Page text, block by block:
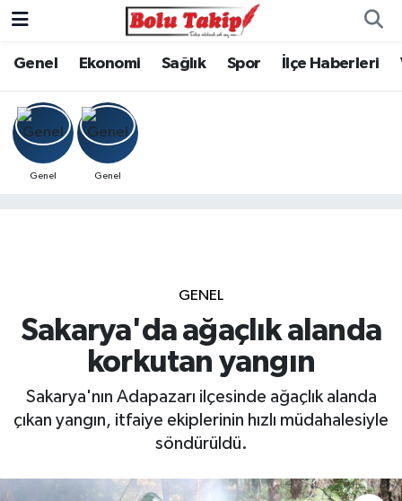
Genel Ekonomi Sağlık Spor İlçe Haberleri
Genel Genel
GENEL
Sakarya'da ağaçlık alanda
korkutan yangın
Sakarya'nın Adapazarı ilçesinde ağaçlık alanda
çıkan yangın, itfaiye ekiplerinin hızlı müdahalesiyle
söndürüldü.